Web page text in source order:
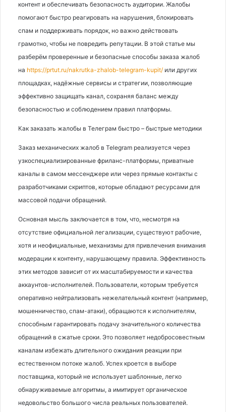
контент и обеспечивать безопасность аудитории. Жалобы
помогают быстро реагировать на нарушения, блокировать
спам и поддерживать порядок, но важно действовать
грамотно, чтобы не повредить репутации. В этой статье мы
разберём проверенные и безопасные способы заказа жалоб
на https://prtut.ru/nakrutka-zhalob-telegram-kupit/ или других
площадках, надёжные сервисы и стратегии, позволяющие
эффективно защищать канал, сохраняя баланс между
безопасностью и соблюдением правил платформы.
Как заказать жалобы в Телеграм быстро – быстрые методики
Заказ механических жалоб в Telegram реализуется через
узкоспециализированные фриланс-платформы, приватные
каналы в самом мессенджере или через прямые контакты с
разработчиками скриптов, которые обладают ресурсами для
массовой подачи обращений.
Основная мысль заключается в том, что, несмотря на
отсутствие официальной легализации, существуют рабочие,
хотя и неофициальные, механизмы для привлечения внимания
модерации к контенту, нарушающему правила. Эффективность
этих методов зависит от их масштабируемости и качества
аккаунтов-исполнителей. Пользователи, которым требуется
оперативно нейтрализовать нежелательный контент (например,
мошенничество, спам-атаки), обращаются к исполнителям,
способным гарантировать подачу значительного количества
обращений в сжатые сроки. Это позволяет недобросовестным
каналам избежать длительного ожидания реакции при
естественном потоке жалоб. Успех кроется в выборе
поставщика, который не использует шаблонные, легко
обнаруживаемые алгоритмы, а имитирует органическое
недовольство большого числа реальных пользователей.